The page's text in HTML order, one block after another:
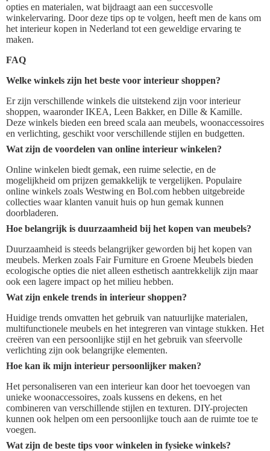
opties en materialen, wat bijdraagt aan een succesvolle
winkelervaring. Door deze tips op te volgen, heeft men de kans om
het interieur kopen in Nederland tot een geweldige ervaring te
maken.
FAQ
Welke winkels zijn het beste voor interieur shoppen?
Er zijn verschillende winkels die uitstekend zijn voor interieur
shoppen, waaronder IKEA, Leen Bakker, en Dille & Kamille.
Deze winkels bieden een breed scala aan meubels, woonaccessoires
en verlichting, geschikt voor verschillende stijlen en budgetten.
Wat zijn de voordelen van online interieur winkelen?
Online winkelen biedt gemak, een ruime selectie, en de
mogelijkheid om prijzen gemakkelijk te vergelijken. Populaire
online winkels zoals Westwing en Bol.com hebben uitgebreide
collecties waar klanten vanuit huis op hun gemak kunnen
doorbladeren.
Hoe belangrijk is duurzaamheid bij het kopen van meubels?
Duurzaamheid is steeds belangrijker geworden bij het kopen van
meubels. Merken zoals Fair Furniture en Groene Meubels bieden
ecologische opties die niet alleen esthetisch aantrekkelijk zijn maar
ook een lagere impact op het milieu hebben.
Wat zijn enkele trends in interieur shoppen?
Huidige trends omvatten het gebruik van natuurlijke materialen,
multifunctionele meubels en het integreren van vintage stukken. Het
creëren van een persoonlijke stijl en het gebruik van sfeervolle
verlichting zijn ook belangrijke elementen.
Hoe kan ik mijn interieur persoonlijker maken?
Het personaliseren van een interieur kan door het toevoegen van
unieke woonaccessoires, zoals kussens en dekens, en het
combineren van verschillende stijlen en texturen. DIY-projecten
kunnen ook helpen om een persoonlijke touch aan de ruimte toe te
voegen.
Wat zijn de beste tips voor winkelen in fysieke winkels?